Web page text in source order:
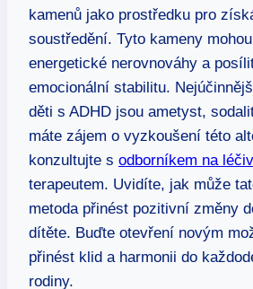
kamenů jako prostředku pro
soustředění. Tyto kameny
energetické nerovnováhy a
emocionální stabilitu.
děti s ADHD jsou ametyst,
máte zájem o vyzkoušení této
konzultujte s odborníkem na
terapeutem. Uvidíte, jak může
metoda přinést pozitivní změny
dítěte. Buďte otevření novým
přinést klid a harmonii do
rodiny.